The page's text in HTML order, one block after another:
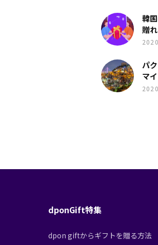
韓
贈
パ
マ
dponGift特集
dpon giftからギフトを贈る方法